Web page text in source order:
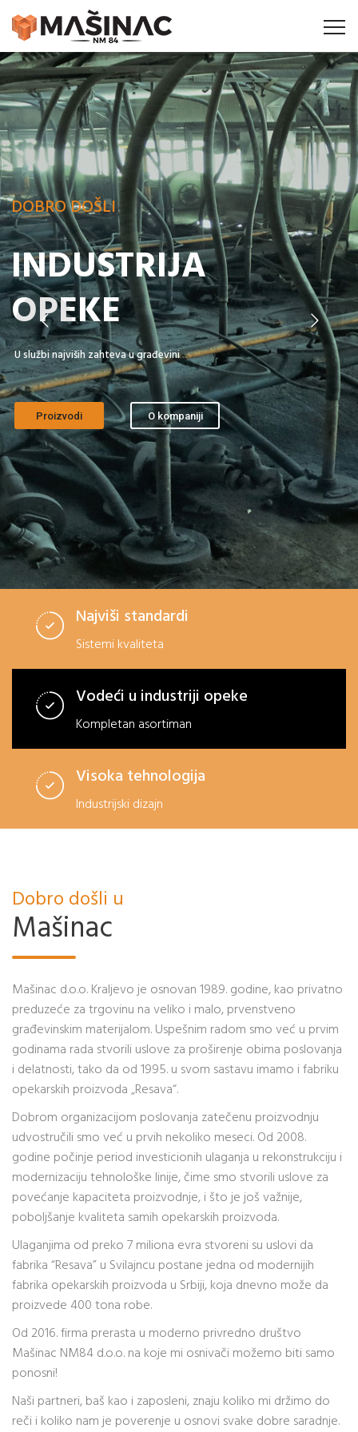
DOBRO DOŠLI
INDUSTRIJA
OPEKE
U službi najviših zahteva u građevini
Proizvodi O kompaniji
Najviši standardi
Sistemi kvaliteta
Vodeći u industriji opeke
Kompletan asortiman
Visoka tehnologija
Industrijski dizajn
Dobro došli u
Mašinac
Mašinac d.o.o. Kraljevo je osnovan 1989. godine, kao privatno
preduzeće za trgovinu na veliko i malo, prvenstveno
građevinskim materijalom. Uspešnim radom smo već u prvim
godinama rada stvorili uslove za proširenje obima poslovanja
i delatnosti, tako da od 1995. u svom sastavu imamo i fabriku
opekarskih proizvoda „Resava“.
Dobrom organizacijom poslovanja zatečenu proizvodnju
udvostručili smo već u prvih nekoliko meseci. Od 2008.
godine počinje period investicionih ulaganja u rekonstrukciju i
modernizaciju tehnološke linije, čime smo stvorili uslove za
povećanje kapaciteta proizvodnje, i što je još važnije,
poboljšanje kvaliteta samih opekarskih proizvoda.
Ulaganjima od preko 7 miliona evra stvoreni su uslovi da
fabrika “Resava” u Svilajncu postane jedna od modernijih
fabrika opekarskih proizvoda u Srbiji, koja dnevno može da
proizvede 400 tona robe.
Od 2016. firma prerasta u moderno privredno društvo
Mašinac NM84 d.o.o. na koje mi osnivači možemo biti samo
ponosni!
Naši partneri, baš kao i zaposleni, znaju koliko mi držimo do
reči i koliko nam je poverenje u osnovi svake dobre saradnje.